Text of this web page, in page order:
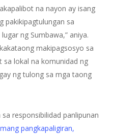
na nayon ay isang
pakikipagtulungan sa
ng Sumbawa,” aniya.
makipagsosyo sa
sa lokal na komunidad ng
ng tulong sa mga taong
responsibilidad panlipunan
pangkapaligiran,